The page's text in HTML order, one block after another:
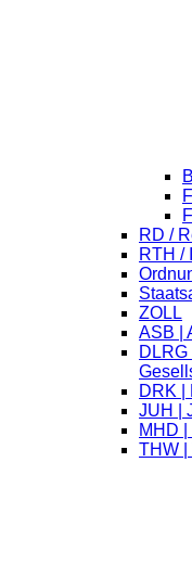
RD /
RTH /
ZOLL
ASB |
DRK |
JUH |
MHD
THW |